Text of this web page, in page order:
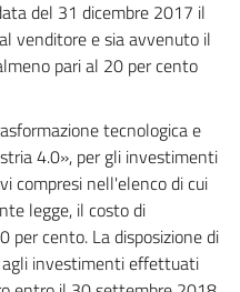
del 31 dicembre 2017 il
venditore e sia avvenuto il
pari al 20 per cento
tecnologica e
4.0», per gli investimenti
compresi nell'elenco di cui
legge, il costo di
per cento. La disposizione di
agli investimenti effettuati